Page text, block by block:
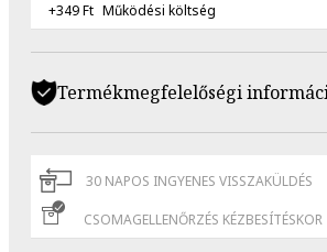
+349 Ft Működési költség
Termékmegfelelőségi
30 NAPOS INGYENES VISSZAKÜLDÉS
CSOMAGELLENŐRZÉS KÉZBESÍTÉSKOR